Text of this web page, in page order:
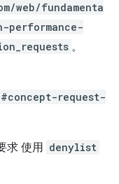
web/fundamenta
performance-
。
request-
求 使用 denylist